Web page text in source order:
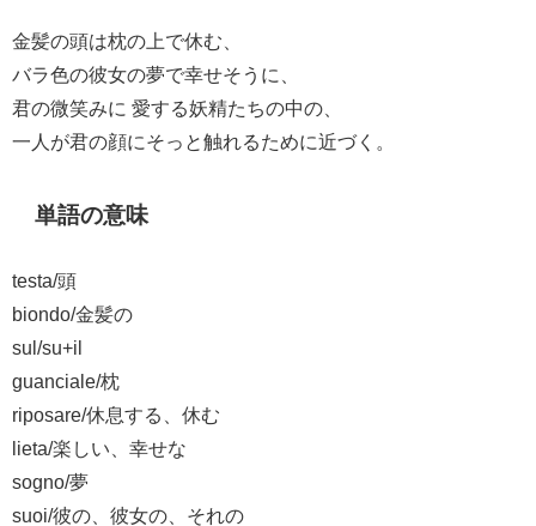
金髪の頭は枕の上で休む、
バラ色の彼女の夢で幸せそうに、
君の微笑みに 愛する妖精たちの中の、
一人が君の顔にそっと触れるために近づく。
単語の意味
testa/頭
biondo/金髪の
sul/su+il
guanciale/枕
riposare/休息する、休む
lieta/楽しい、幸せな
sogno/夢
suoi/彼の、彼女の、それの